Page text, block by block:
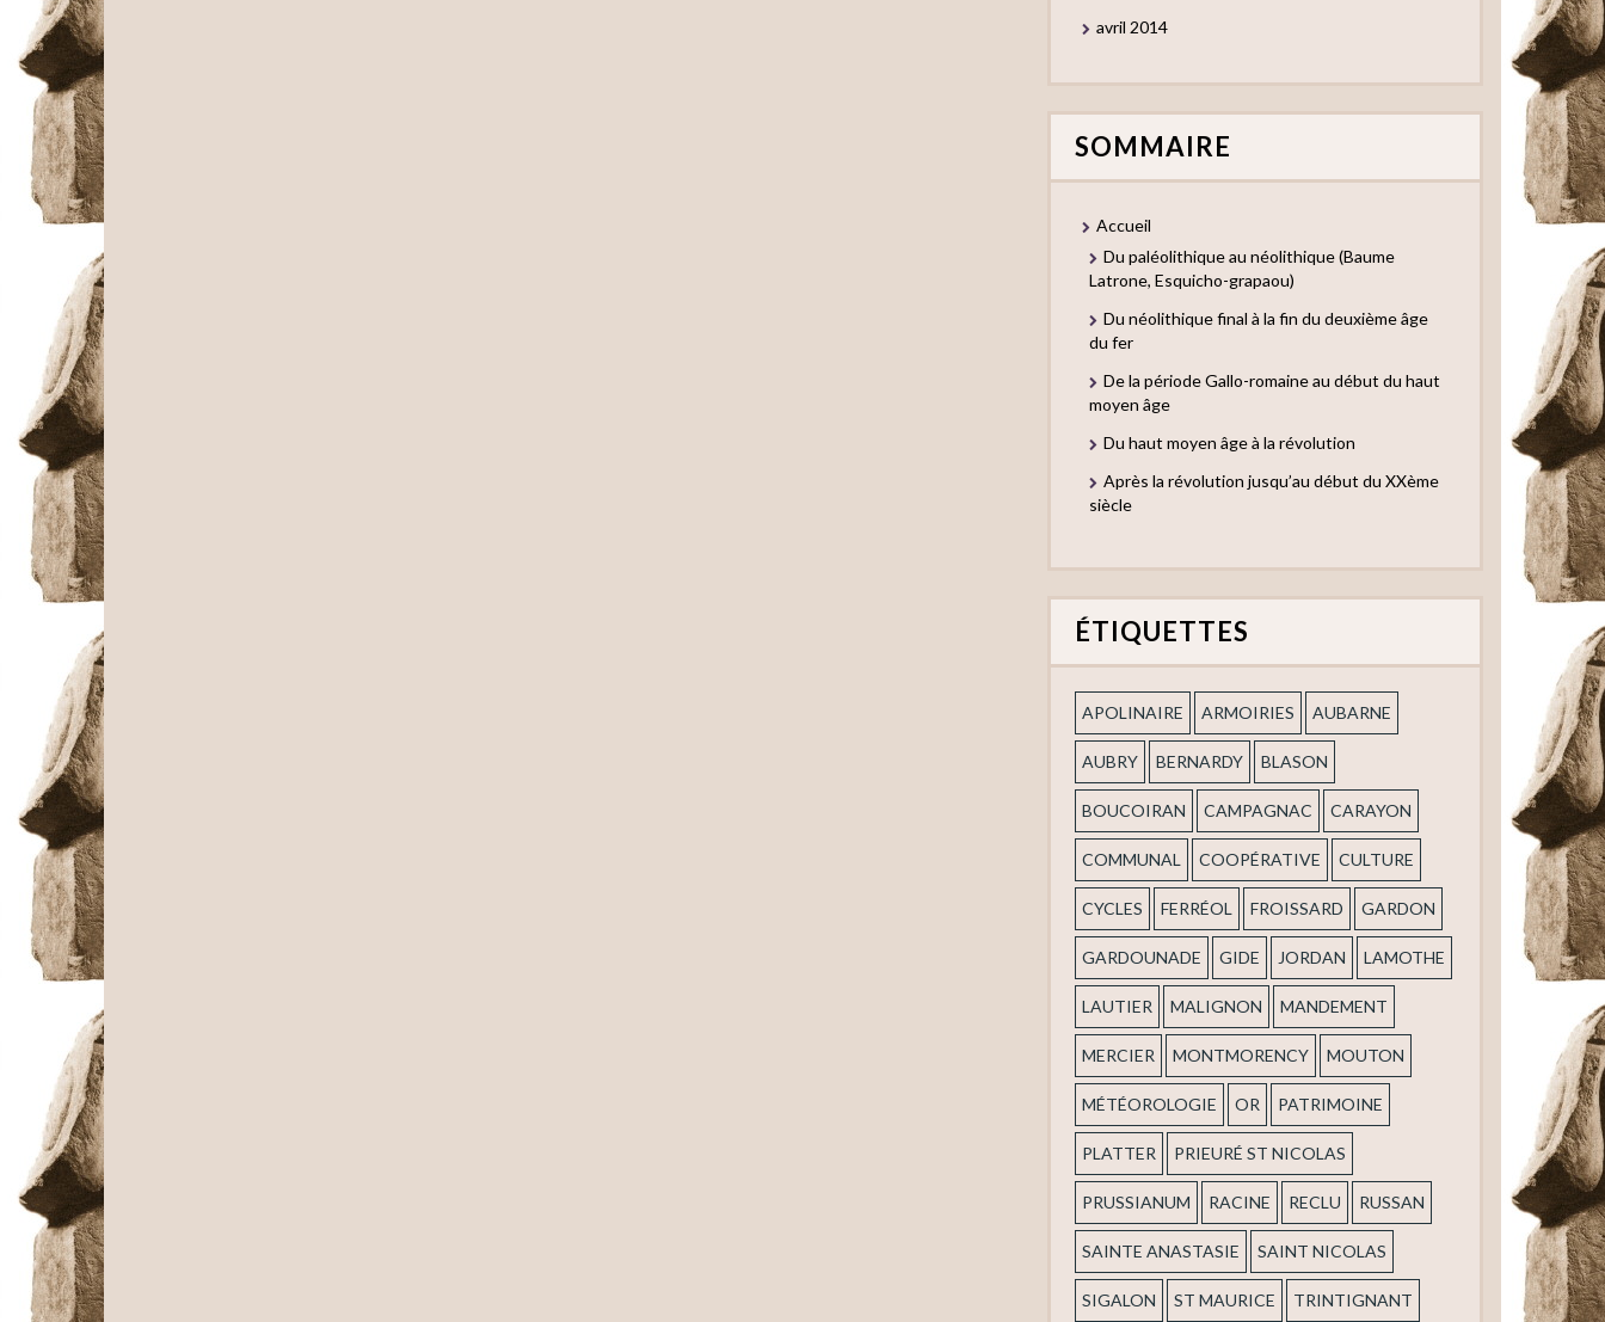
avril 2014
SOMMAIRE
Accueil
Du paléolithique au néolithique (Baume
Latrone, Esquicho-grapaou)
Du néolithique final à la fin du deuxième âge
du fer
De la période Gallo-romaine au début du haut
moyen âge
Du haut moyen âge à la révolution
Après la révolution jusqu’au début du XXème
siècle
ÉTIQUETTES
APOLINAIRE ARMOIRIES AUBARNE
AUBRY BERNARDY BLASON
BOUCOIRAN CAMPAGNAC CARAYON
COMMUNAL COOPÉRATIVE CULTURE
CYCLES FERRÉOL FROISSARD GARDON
GARDOUNADE GIDE JORDAN LAMOTHE
LAUTIER MALIGNON MANDEMENT
MERCIER MONTMORENCY MOUTON
MÉTÉOROLOGIE OR PATRIMOINE
PLATTER PRIEURÉ ST NICOLAS
PRUSSIANUM RACINE RECLU RUSSAN
SAINTE ANASTASIE SAINT NICOLAS
SIGALON ST MAURICE TRINTIGNANT